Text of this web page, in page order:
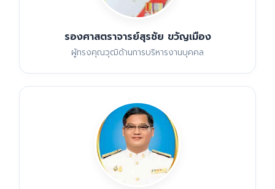
รองศาสตราจารย์สุรชัย ขวัญเมือง
ผู้ทรงคุณวุฒิด้านการบริหารงานบุคคล